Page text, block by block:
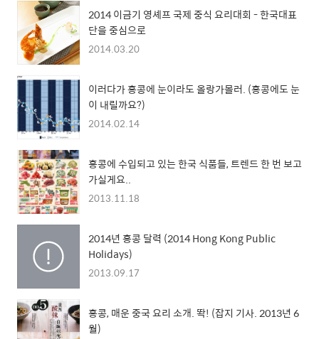
2014 이금기 영셰프 국제 중식 요리대회 - 한국대표
단을 중심으로
2014.03.20
이러다가 홍콩에 눈이라도 올랑가몰러. (홍콩에도 눈
이 내릴까요?)
2014.02.14
홍콩에 수입되고 있는 한국 식품들, 트렌드 한 번 보고
가실게요..
2013.11.18
2014년 홍콩 달력 (2014 Hong Kong Public
Holidays)
2013.09.17
홍콩, 매운 중국 요리 소개. 똭! (잡지 기사. 2013년 6
월)